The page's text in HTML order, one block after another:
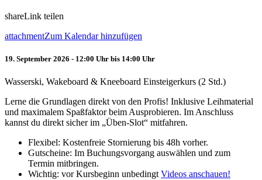
shareLink teilen
attachmentZum Kalendar hinzufügen
19. September 2026 - 12:00 Uhr bis 14:00 Uhr
Wasserski, Wakeboard & Kneeboard Einsteigerkurs (2 Std.)
Lerne die Grundlagen direkt von den Profis! Inklusive Leihmaterial
und maximalem Spaßfaktor beim Ausprobieren. Im Anschluss
kannst du direkt sicher im „Üben-Slot“ mitfahren.
Flexibel: Kostenfreie Stornierung bis 48h vorher.
Gutscheine: Im Buchungsvorgang auswählen und zum
Termin mitbringen.
Wichtig: vor Kursbeginn unbedingtVideos anschauen!